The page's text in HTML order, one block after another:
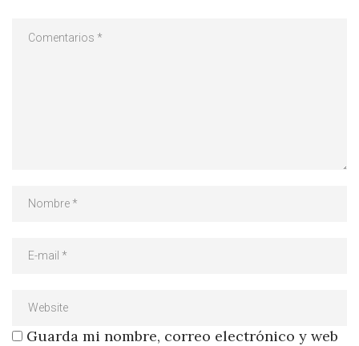
Guarda mi nombre, correo electrónico y web